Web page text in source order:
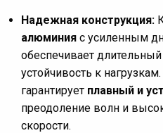
Надежная конструкция:
алюминия с усиленным
обеспечивает
устойчивость к
гарантирует плавный и
преодоление волн и
скорости.